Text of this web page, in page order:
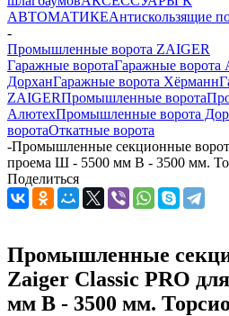
АВТОМАТИКЕАнтискользящие
-
Промышленные ворота ZAIGER
Гаражные воротаГаражные ворота
ДорханГаражные ворота Хёрманн
ZAIGERПромышленные ворота
АлютехПромышленные ворота
воротаОткатные ворота
-Промышленные секционные
проема Ш - 5500 мм В - 3500 мм.
Поделиться
Промышленные
Zaiger Classic PRO
мм В - 3500 мм.